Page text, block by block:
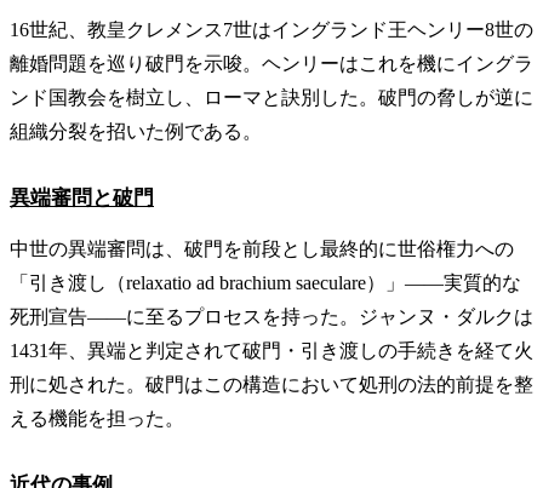
16世紀、教皇クレメンス7世はイングランド王ヘンリー8世の
離婚問題を巡り破門を示唆。ヘンリーはこれを機にイングラ
ンド国教会を樹立し、ローマと訣別した。破門の脅しが逆に
組織分裂を招いた例である。
異端審問と破門
中世の異端審問は、破門を前段とし最終的に世俗権力への
「引き渡し（relaxatio ad brachium saeculare）」——実質的な
死刑宣告——に至るプロセスを持った。ジャンヌ・ダルクは
1431年、異端と判定されて破門・引き渡しの手続きを経て火
刑に処された。破門はこの構造において処刑の法的前提を整
える機能を担った。